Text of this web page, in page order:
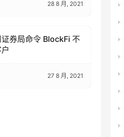
28 8 月, 2021
券局命令 BlockFi 不
27 8 月, 2021